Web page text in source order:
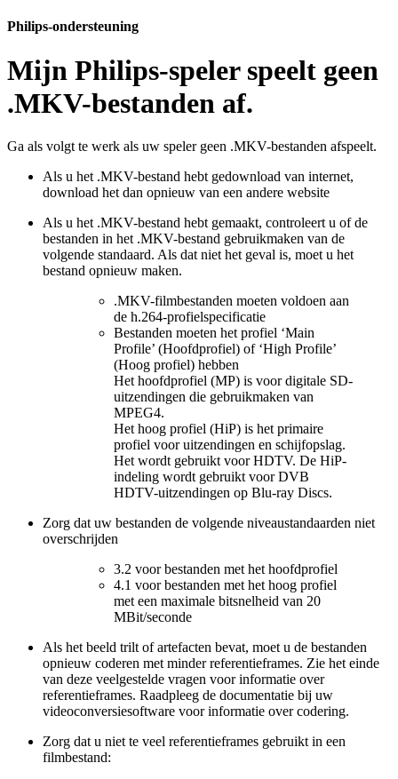
Philips-ondersteuning
Mijn Philips-speler speelt geen
.MKV-bestanden af.
Ga als volgt te werk als uw speler geen .MKV-bestanden afspeelt.
Als u het .MKV-bestand hebt gedownload van internet,
download het dan opnieuw van een andere website
Als u het .MKV-bestand hebt gemaakt, controleert u of de
bestanden in het .MKV-bestand gebruikmaken van de
volgende standaard. Als dat niet het geval is, moet u het
bestand opnieuw maken.
.MKV-filmbestanden moeten voldoen aan
de h.264-profielspecificatie
Bestanden moeten het profiel ‘Main
Profile’ (Hoofdprofiel) of ‘High Profile’
(Hoog profiel) hebben
Het hoofdprofiel (MP) is voor digitale SD-
uitzendingen die gebruikmaken van
MPEG4.
Het hoog profiel (HiP) is het primaire
profiel voor uitzendingen en schijfopslag.
Het wordt gebruikt voor HDTV. De HiP-
indeling wordt gebruikt voor DVB
HDTV-uitzendingen op Blu-ray Discs.
Zorg dat uw bestanden de volgende niveaustandaarden niet
overschrijden
3.2 voor bestanden met het hoofdprofiel
4.1 voor bestanden met het hoog profiel
met een maximale bitsnelheid van 20
MBit/seconde
Als het beeld trilt of artefacten bevat, moet u de bestanden
opnieuw coderen met minder referentieframes. Zie het einde
van deze veelgestelde vragen voor informatie over
referentieframes. Raadpleeg de documentatie bij uw
videoconversiesoftware voor informatie over codering.
Zorg dat u niet te veel referentieframes gebruikt in een
filmbestand: